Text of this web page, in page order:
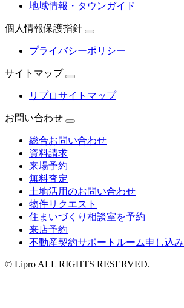
地域情報・タウンガイド
個人情報保護指針
プライバシーポリシー
サイトマップ
リプロサイトマップ
お問い合わせ
総合お問い合わせ
資料請求
来場予約
無料査定
土地活用のお問い合わせ
物件リクエスト
住まいづくり相談室を予約
来店予約
不動産契約サポートルーム申し込み
© Lipro ALL RIGHTS RESERVED.